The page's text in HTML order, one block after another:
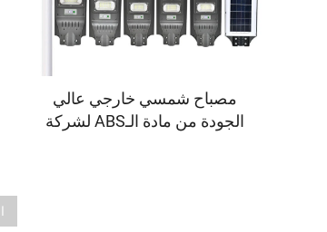
مصباح شمسي خارجي عالي
الجودة من مادة الـABS لشركة